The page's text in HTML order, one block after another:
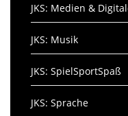
JKS: Medien &
JKS: Musik
JKS: SpielSportSpaß
JKS: Sprache